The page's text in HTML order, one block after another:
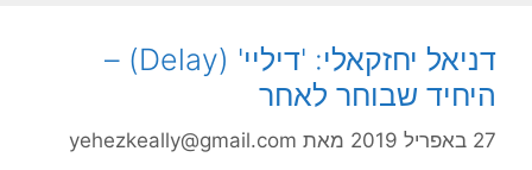
דניאל יחזקאלי: 'דיליי' (Delay) –
היחיד שבוחר לאחר
27 באפריל 2019 מאת yehezkeally@gmail.com